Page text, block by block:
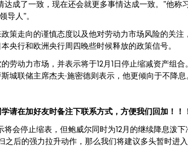
成了一致，现在还会就更多事情达成一致。”他称
导人”。
策走向的谨慎态度以及他对劳动力市场风险的关注
央行和欧洲央行周四晚些时候释放的政策信号。
劳动力市场，并表示将于12月1日停止缩减资产组合
城联储主席杰夫·施密德则表示，他更倾向于不降息
请在加好友时备注下联系方式，方便我们回加！！
会停止缩表，但鲍威尔同时为12月的继续降息泼
之后的强力拉升动作，那么我们将建议多头暂时进